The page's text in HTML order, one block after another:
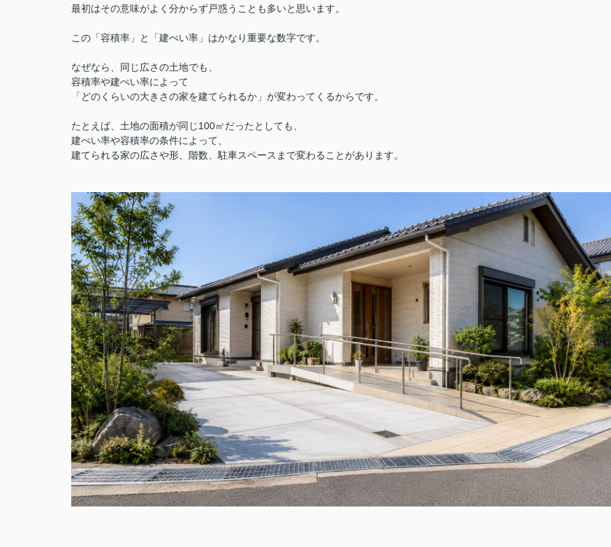
最初はその意味がよく分からず戸惑うことも多いと思います。
この「容積率」と「建ぺい率」はかなり重要な数字です。
なぜなら、同じ広さの土地でも、
容積率や建ぺい率によって
「どのくらいの大きさの家を建てられるか」が変わってくるからです。
たとえば、土地の面積が同じ100㎡だったとしても、
建ぺい率や容積率の条件によって、
建てられる家の広さや形、階数、駐車スペースまで変わることがあります。